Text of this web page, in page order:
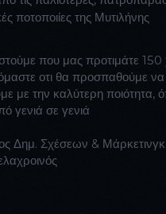
ποτοποιίες της Μυτιλήνης
που μας προτιμάτε
οτι θα προσπαθούμε
με την καλύτερη ποιότητα,
γενιά σε γενιά
Δημ. Σχέσεων & Μάρκετινγκ